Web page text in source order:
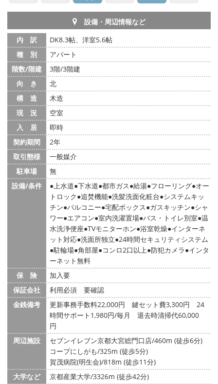
設備・周辺情報など
内 訳
DK8.3帖、洋室5.6帖
種 別
アパート
階数/階建
3階/3階建
向 き
北
構 造
木造
現 況
空室
入 居
即時
契約期間
2年
取引態様
一般媒介
駐車場
無
設備/条件
上水道 下水道 都市ガス 給湯 フローリング オー
トロック 追焚機能 洗髪洗面化粧台 システムキッ
チン バルコニー 宅配ボックス ガスキッチン シャ
ワー エアコン 室内洗濯置場 バス・トイレ別室 温
水洗浄便座 TVモニターホン 浴室乾燥 インターネ
ット対応 洗面所独立 24時間セキュリティシステム
駐輪場 角部屋 コンロ2口以上 防犯カメラ インタ
ーネット無料
保 険
加入要
保証会社
利用必須 要確認
金銭備考
更新事務手数料22,000円 鍵セット費3,300円 24
時間サポート1,980円/毎月 退去時清掃代60,000
円
周辺施設
セブンイレブン京都大宮総門口店/460m (徒歩6分)
コープにしがも/325m (徒歩5分)
賀茂病院(明生会)/818m (徒歩11分)
大学など
京都産業大学/3326m (徒歩42分)